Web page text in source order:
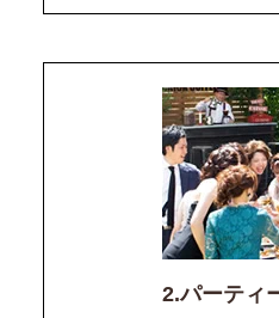
2.パーティ